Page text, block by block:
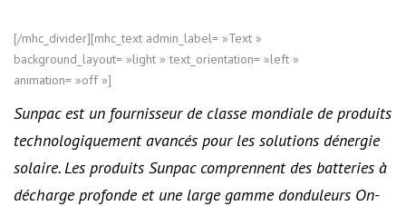
[/mhc_divider][mhc_text admin_label= »Text »
background_layout= »light » text_orientation= »left »
animation= »off »]
Sunpac est un fournisseur de classe mondiale de produits
technologiquement avancés pour les solutions dénergie
solaire. Les produits Sunpac comprennent des batteries à
décharge profonde et une large gamme donduleurs On-